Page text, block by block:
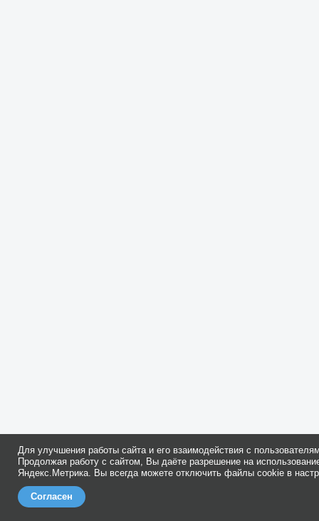
Для улучшения работы сайта и его взаимодействия с
Продолжая работу с сайтом, Вы даёте разрешение на
Яндекс.Метрика. Вы всегда можете отключить файлы cookie в
Согласен